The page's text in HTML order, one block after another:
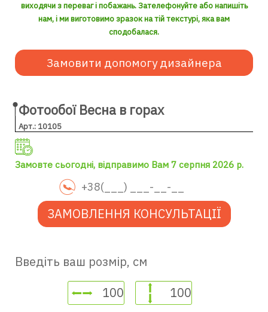
виходячи з переваг і побажань. Зателефонуйте або напишіть
нам, і ми виготовимо зразок на тій текстурі, яка вам
сподобалася.
Замовити допомогу дизайнера
Фотообої Весна в горах
Арт.: 10105
Замовте сьогодні, відправимо Вам 7 серпня 2026 р.
ЗАМОВЛЕННЯ КОНСУЛЬТАЦІЇ
Введіть ваш розмір, см